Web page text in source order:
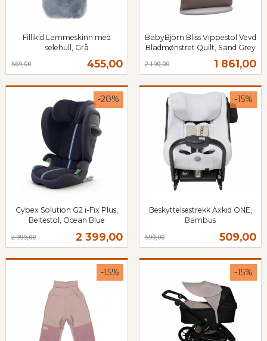
Fillikid Lammeskinn med
selehull, Grå
Tilbud
455,00
569,00
mva.
BabyBjörn Bliss Vippestol Vevd
Bladmønstret Quilt, Sand Grey
Tilbud
1 861,00
2 190,00
mva.
Cybex Solution G2 i-Fix Plus,
Beltestol, Ocean Blue
Tilbud
2 399,00
2 999,00
-20%
mva.
Beskyttelsestrekk Axkid ONE,
Bambus
Tilbud
509,00
599,00
-15%
mva.
-15% -15%